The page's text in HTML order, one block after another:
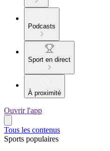
Podcasts
Sport en direct
À proximité
Ouvrir l'app
Tous les contenus
Sports populaires